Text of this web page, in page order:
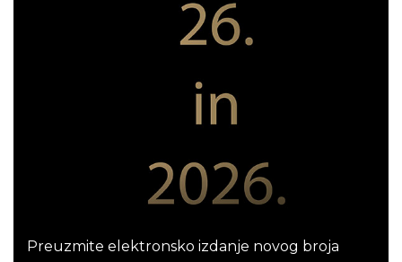
Preuzmite elektronsko izdanje novog broja